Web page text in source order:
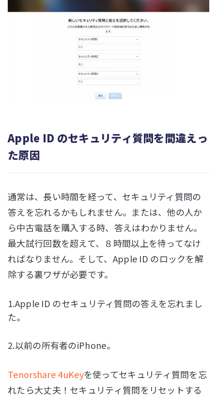
Apple ID のセキュリティ質問を間違えっ
た原因
通常は、長い時間を経って、セキュリティ質問の
答えを忘れるかもしれません。または、他の人か
ら中古電話を購入する時、答えはわかりません。
最大試行回数を超えて、８時間以上を待ってなけ
ればなりません。そして、Apple ID のロックを解
除する裏ワザが必要です。
1.Apple ID のセキュリティ質問の答えを忘れまし
た。
2.以前の所有者のiPhone。
Tenorshare 4uKeyを使ってセキュリティ質問を忘
れたら大丈夫！セキュリティ質問をリセットする